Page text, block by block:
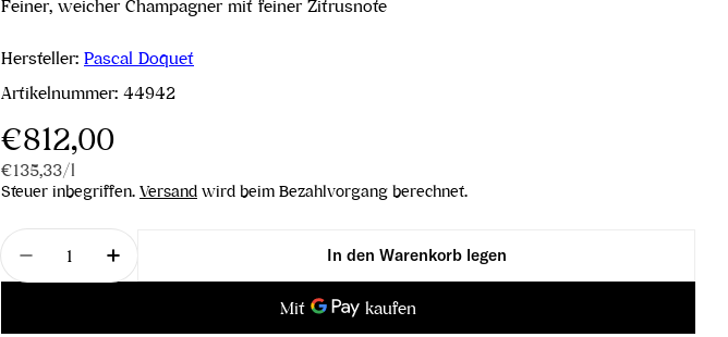
Feiner, weicher Champagner mit feiner Zitrusnote
Hersteller: Pascal Doquet
Artikelnummer: 44942
Regulärer
Preis
€812,00
Stückpreis
€135,33/pro
l
Steuer inbegriffen. Versand wird beim Bezahlvorgang berechnet.
Menge
Menge für Arpége Blanc de Blancs 1er Cru Brut Nature verringern
Menge für Arpége Blanc de Blancs 1er Cru Brut Nature erhöhen
In den Warenkorb legen